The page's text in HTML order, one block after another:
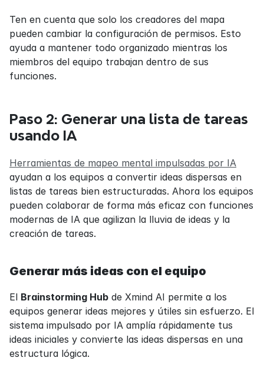
Ten en cuenta que solo los creadores del mapa
pueden cambiar la configuración de permisos. Esto
ayuda a mantener todo organizado mientras los
miembros del equipo trabajan dentro de sus
funciones.
Paso 2: Generar una lista de tareas
usando IA
Herramientas de mapeo mental impulsadas por IA
ayudan a los equipos a convertir ideas dispersas en
listas de tareas bien estructuradas. Ahora los equipos
pueden colaborar de forma más eficaz con funciones
modernas de IA que agilizan la lluvia de ideas y la
creación de tareas.
Generar más ideas con el equipo
El Brainstorming Hub de Xmind AI permite a los
equipos generar ideas mejores y útiles sin esfuerzo. El
sistema impulsado por IA amplía rápidamente tus
ideas iniciales y convierte las ideas dispersas en una
estructura lógica.